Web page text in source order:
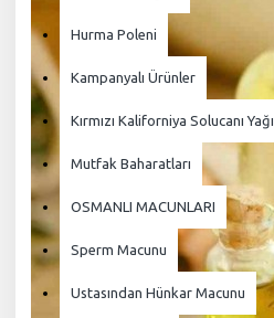
Hurma Poleni
Kampanyalı Ürünler
Kırmızı Kaliforniya Solucanı Yağı
Mutfak Baharatları
OSMANLI MACUNLARI
Sperm Macunu
Ustasından Hünkar Macunu